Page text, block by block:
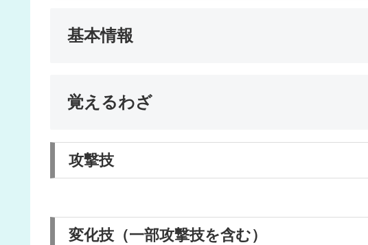
基本情報
覚えるわざ
攻撃技
変化技（一部攻撃技を含む）